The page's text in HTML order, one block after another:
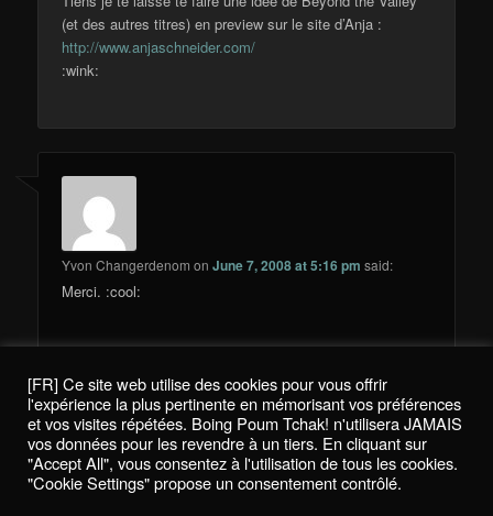
(et des autres titres) en preview sur le site d’Anja :
http://www.anjaschneider.com/
:wink:
Yvon Changerdenom onJune 7, 2008 at 5:16 pm said:
Merci. :cool:
Comments are closed.
Politique de confidentialité / Privacy Policy
[FR] Ce site web utilise des cookies pour vous offrir
l'expérience la plus pertinente en mémorisant vos préférences
et vos visites répétées. Boing Poum Tchak! n'utilisera JAMAIS
vos données pour les revendre à un tiers. En cliquant sur
"Accept All", vous consentez à l'utilisation de tous les cookies.
"Cookie Settings" propose un consentement contrôlé.